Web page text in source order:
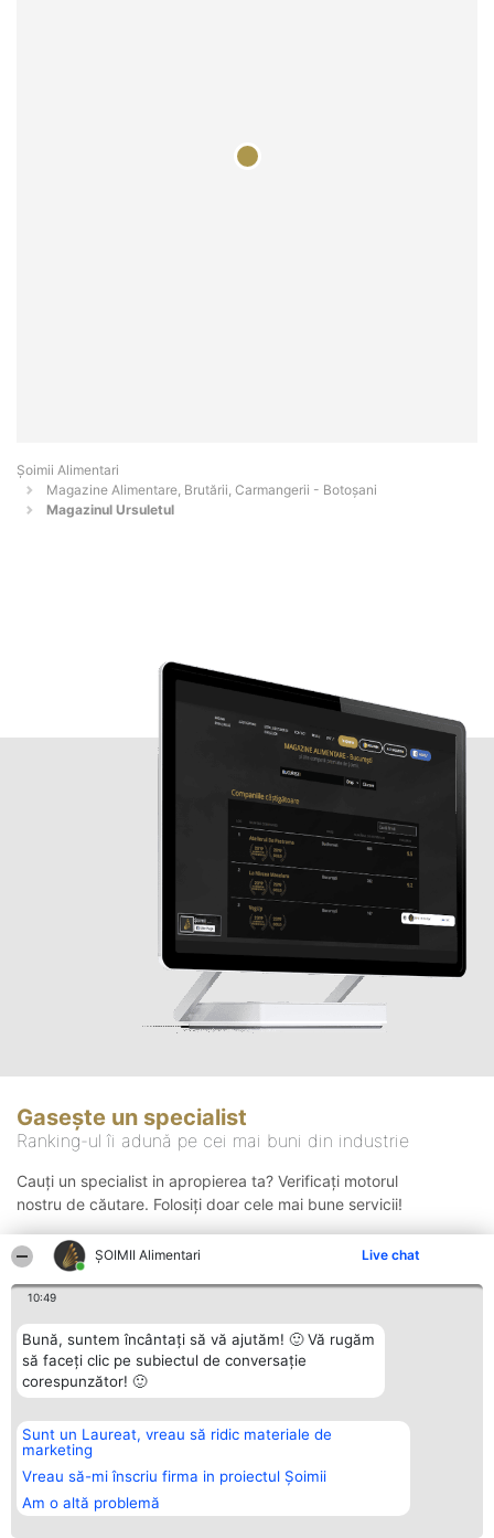
ŞOIMII Alimentari Live chat
10:49
Bună, suntem încântați să vă ajutăm! 🙂 Vă rugăm
să faceți clic pe subiectul de conversație
corespunzător! 🙂
Sunt un Laureat, vreau să ridic materiale de
marketing
Vreau să-mi înscriu firma in proiectul Șoimii
Am o altă problemă
Şoimii Alimentari
Magazine Alimentare, Brutării, Carmangerii - Botoşani
Magazinul Ursuletul
Gasește un specialist
Ranking-ul îi adună pe cei mai buni din industrie
Cauți un specialist in apropierea ta? Verificați motorul
nostru de căutare. Folosiți doar cele mai bune servicii!
Organizator Ranking
BRIGHT SOLUTIONS BR SRL
Aleea Timisul De Sus 2 Bl. A30
Sc. A Et. 4 Ap. 13 Cod 061952
București
CUI 36737675
Plebiscyt
Lista Tuturor
Laureaților
Statut
Contact